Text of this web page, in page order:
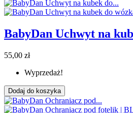
BabyDan Uchwyt na
55,00 zł
Wyprzedaż!
Dodaj do koszyka